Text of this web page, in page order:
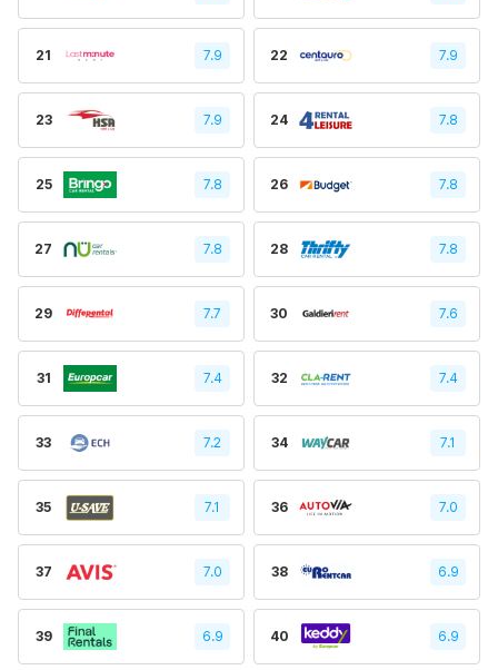
21 7.9 22 7.9
23 7.9 24 7.8
25 7.8 26 7.8
27 7.8 28 7.8
29 7.7 30 7.6
31 7.4 32 7.4
33 7.2 34 7.1
35 7.1 36 7.0
37 7.0 38 6.9
39 6.9 40 6.9